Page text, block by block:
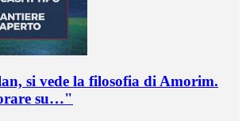
si vede la filosofia di Amorim.
su…"